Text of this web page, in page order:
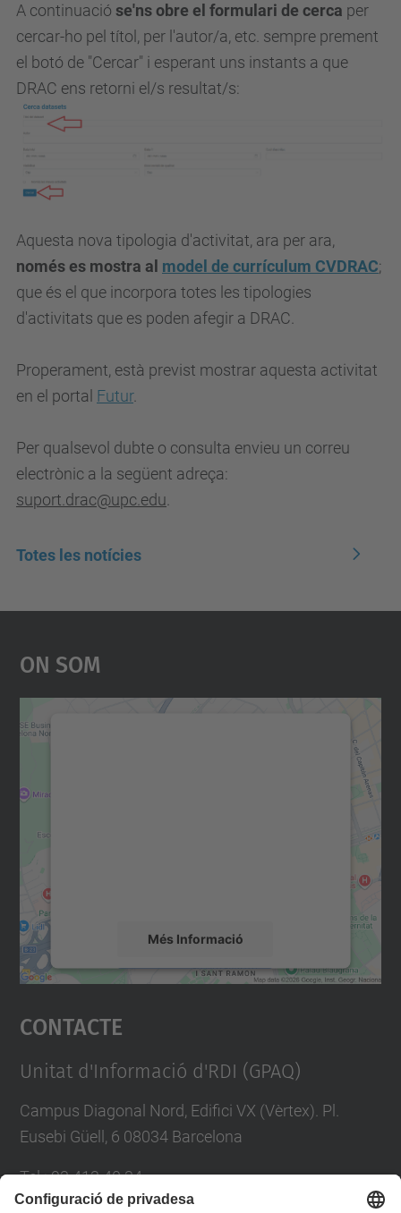
A continuació se'ns obre el formulari de cerca per
cercar-ho pel títol, per l'autor/a, etc. sempre prement
el botó de "Cercar" i esperant uns instants a que
DRAC ens retorni el/s resultat/s:
Aquesta nova tipologia d'activitat, ara per ara,
només es mostra al model de currículum CVDRAC;
que és el que incorpora totes les tipologies
d'activitats que es poden afegir a DRAC.
Properament, està previst mostrar aquesta activitat
en el portal Futur.
Per qualsevol dubte o consulta envieu un correu
electrònic a la següent adreça:
suport.drac@upc.edu.
Totes les notícies
On Som
Més Informació
Accepta
powered by
Contacte
Unitat d'Informació d'RDI (GPAQ)
Campus Diagonal Nord, Edifici VX (Vèrtex). Pl.
Eusebi Güell, 6 08034 Barcelona
Tel.:93 413 40 34